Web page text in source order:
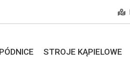
STROJE KĄPIELOWE